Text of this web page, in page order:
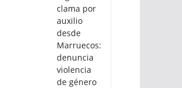
clama por
auxilio
desde
Marruecos:
denuncia
violencia
de género